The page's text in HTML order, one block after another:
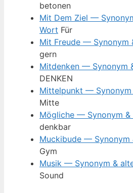
betonen
Mit Dem Ziel —
Wort Für
Mit Freude — Synonym
gern
Mitdenken — Synonym
DENKEN
Mittelpunkt — Synonym
Mitte
Mögliche — Synonym
denkbar
Muckibude — Synonym
Gym
Musik — Synonym &
Sound